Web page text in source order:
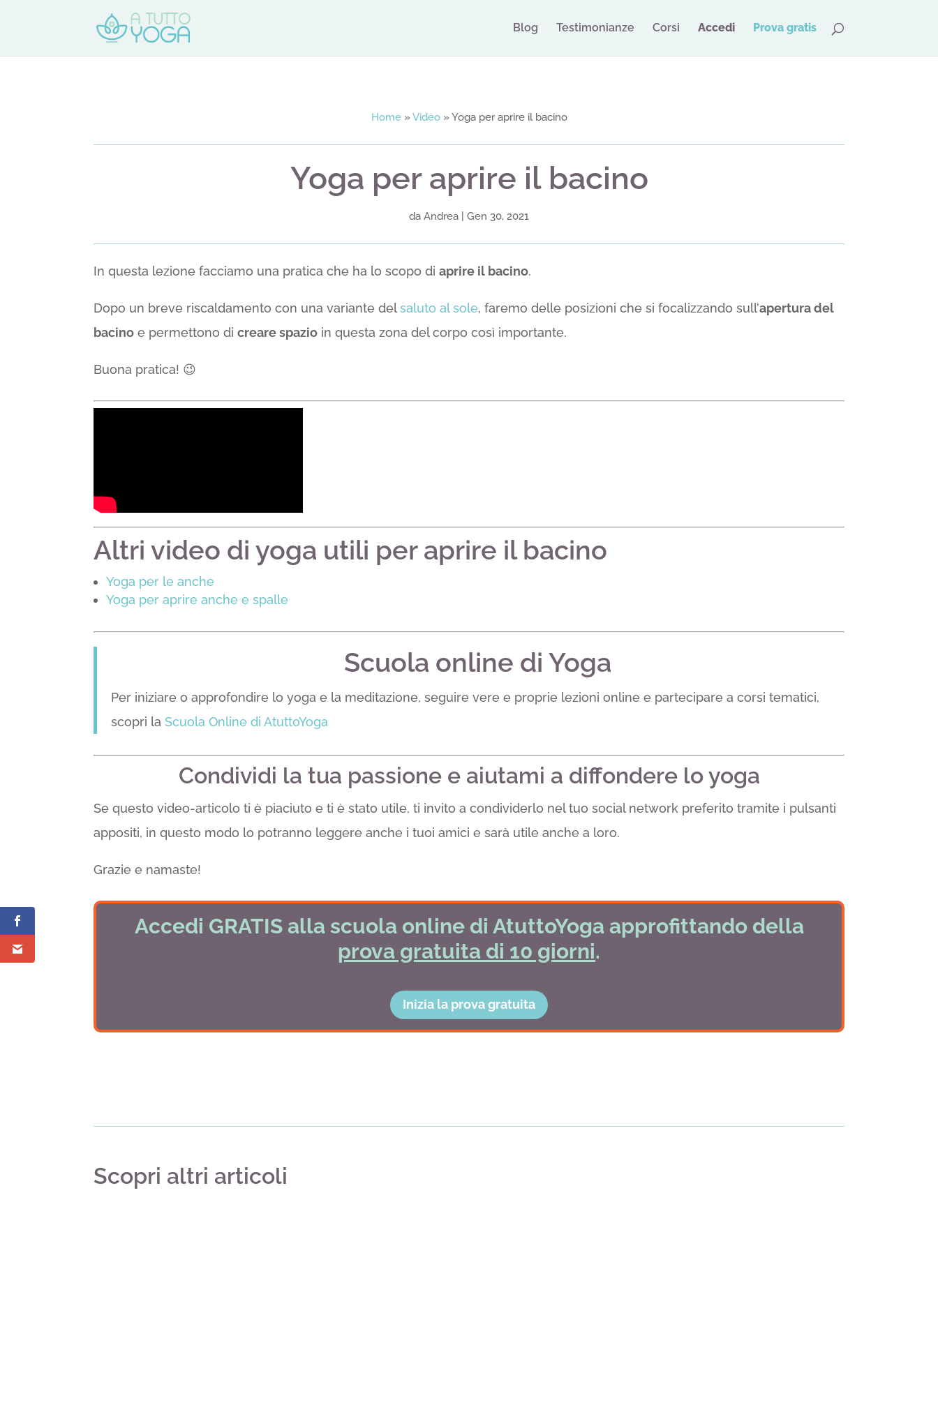
Blog Testimonianze Corsi Accedi Prova gratis
Home»Video»Yoga per aprire il bacino
Yoga per aprire il bacino
da Andrea Gen 30, 2021
In questa lezione facciamo una pratica che ha lo scopo diaprire il bacino.
Dopo un breve riscaldamento con una variante delsaluto al sole, faremo delle posizioni che si focalizzando sull’apertura del
bacino e permettono dicreare spazio in questa zona del corpo così importante.
Buona pratica! 😉
Altri video di yoga utili per aprire il bacino
Yoga per le anche
Yoga per aprire anche e spalle
Scuola online di Yoga
Per iniziare o approfondire lo yoga e la meditazione, seguire vere e proprie lezioni online e partecipare a corsi tematici,
scopri laScuola Online di AtuttoYoga
Condividi la tua passione e aiutami a diffondere lo yoga
Se questo video-articolo ti è piaciuto e ti è stato utile, ti invito a condividerlo nel tuo social network preferito tramite i pulsanti
appositi, in questo modo lo potranno leggere anche i tuoi amici e sarà utile anche a loro.
Grazie e namaste!
Accedi GRATIS alla scuola online di AtuttoYoga approfittando della
prova gratuita di 10 giorni.
Inizia la prova gratuita
Scopri altri articoli